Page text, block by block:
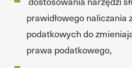
prawidłowego naliczania
podatkowych do
prawa podatkowego,